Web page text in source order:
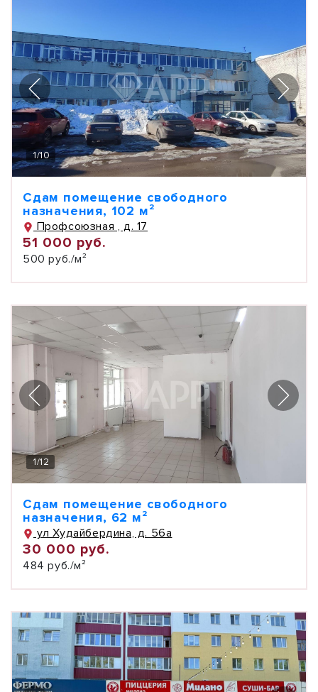
1/10
Сдам помещение свободного
назначения, 102 м²
Профсоюзная , д. 17
51 000 руб.
500 руб./м²
1/12
Сдам помещение свободного
назначения, 62 м²
ул Худайбердина, д. 56а
30 000 руб.
484 руб./м²